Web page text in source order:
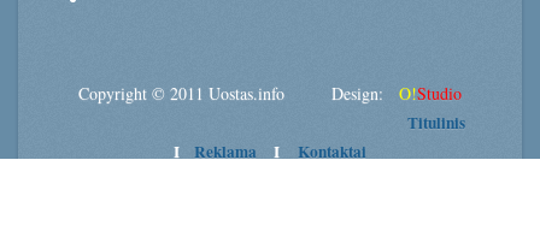
Copyright © 2011 Uostas.info Design: O!Studio
Titulinis
I Reklama I Kontaktai